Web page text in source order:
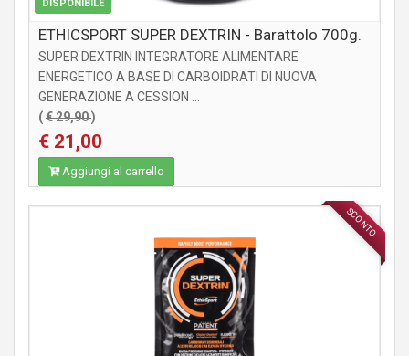
DISPONIBILE
ETHICSPORT SUPER DEXTRIN - Barattolo 700g.
SUPER DEXTRIN INTEGRATORE ALIMENTARE
ENERGETICO A BASE DI CARBOIDRATI DI NUOVA
GENERAZIONE A CESSION ...
(€ 29,90)
€ 21,00
Aggiungi al carrello
SCONTO
INTEGRATORI